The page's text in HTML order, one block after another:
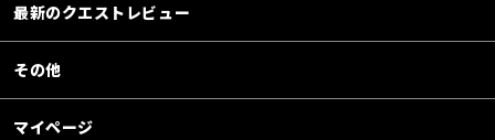
最新のクエストレビュー
その他
マイページ